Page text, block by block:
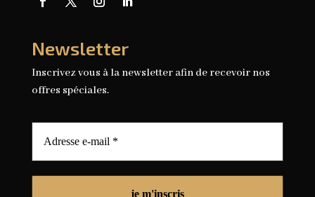
Newsletter
Inscrivez vous à la newsletter afin de recevoir nos
offres spéciales.